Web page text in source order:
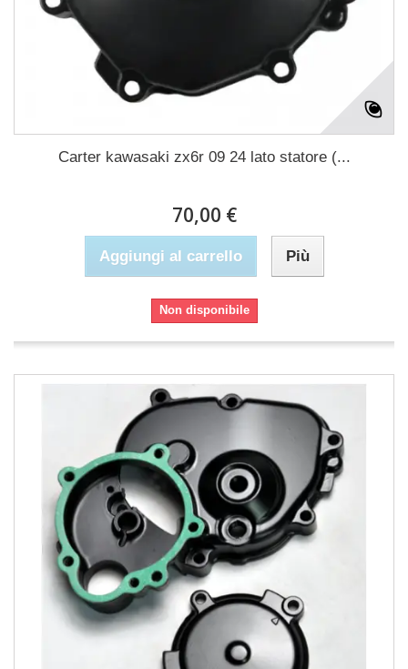
Carter kawasaki zx6r 09 24 lato statore (...
70,00 €
Aggiungi al carrello Più
Non disponibile